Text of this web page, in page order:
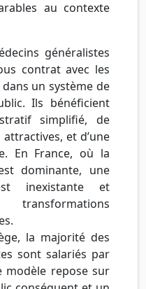
au contexte
généralistes
contrat avec les
un système de
Ils bénéficient
simplifié, de
et d’une
En France, où la
dominante, une
inexistante et
transformations
la majorité des
sont salariés par
modèle repose sur